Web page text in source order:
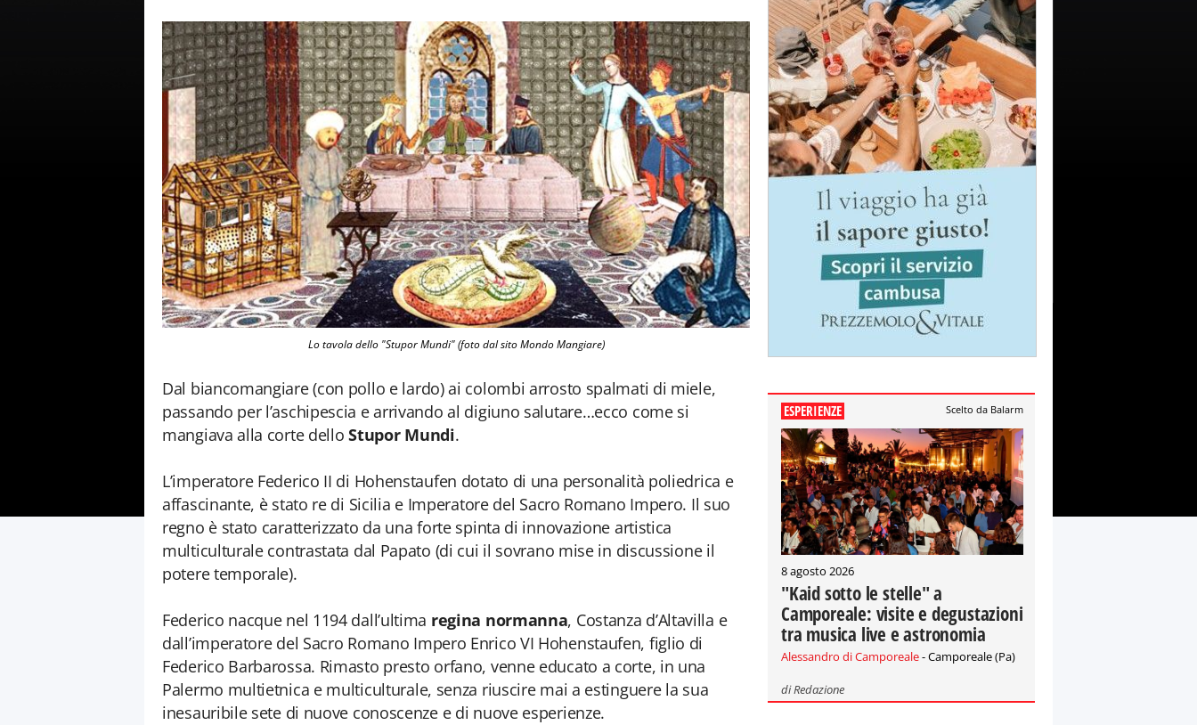
Lo tavola dello "Stupor Mundi" (foto dal sito Mondo Mangiare)
Dal biancomangiare (con pollo e lardo) ai colombi arrosto spalmati di miele,
passando per l’aschipescia e arrivando al digiuno salutare…ecco come si
mangiava alla corte delloStupor Mundi.
L’imperatore Federico II di Hohenstaufen dotato di una personalità poliedrica e
affascinante, è stato re di Sicilia e Imperatore del Sacro Romano Impero. Il suo
regno è stato caratterizzato da una forte spinta di innovazione artistica
multiculturale contrastata dal Papato (di cui il sovrano mise in discussione il
potere temporale).
Federico nacque nel 1194 dall’ultima regina normanna, Costanza d’Altavilla e
dall’imperatore del Sacro Romano Impero Enrico VI Hohenstaufen, figlio di
Federico Barbarossa. Rimasto presto orfano, venne educato a corte, in una
Palermo multietnica e multiculturale, senza riuscire mai a estinguere la sua
inesauribile sete di nuove conoscenze e di nuove esperienze.
ESPERIENZE Scelto da Balarm
8 agosto 2026
"Kaid sotto le stelle" a
Camporeale: visite e degustazioni
tra musica live e astronomia
Alessandro di Camporeale- Camporeale (Pa)
diRedazione